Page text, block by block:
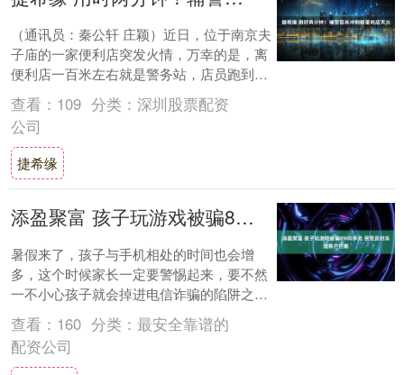
（通讯员：秦公轩 庄颖）近日，位于南京夫
子庙的一家便利店突发火情，万幸的是，离
便利店一百米左右就是警务站，店员跑到警
务站寻求帮助。今天，记者从警方了解了当
时的情....
查看： 109 分类： 深圳股票配资
公司
捷希缘
添盈聚富 孩子玩游戏被骗8900多元 民警及时冻结账户拦截
暑假来了，孩子与手机相处的时间也会增
多，这个时候家长一定要警惕起来，要不然
一不小心孩子就会掉进电信诈骗的陷阱之
中。今天泗阳城西派出所公开了一起警情，
一名孩子玩手....
查看： 160 分类： 最安全靠谱的
配资公司